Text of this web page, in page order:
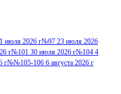
августа 2012
(9) №96+97 3
30 июля
июля 2026 г№97 23 июля 2026
г№101 30 июля 2026 г№104 4
г№№105-106 6 августа 2026 г